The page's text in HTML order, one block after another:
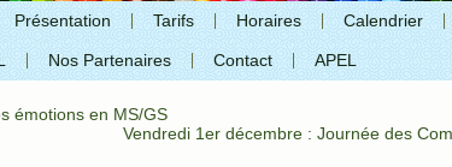
Présentation Tarifs Horaires Calendrier
Nos Partenaires Contact APEL
émotions en MS/GS
Vendredi 1er décembre : Journée des